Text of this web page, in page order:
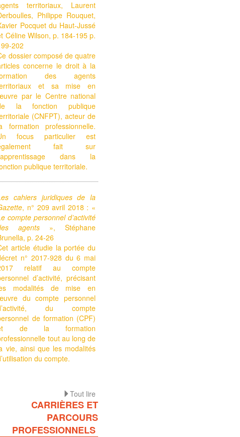
territoriaux, Laurent
Philippe Rouquet,
Pocquet du Haut-Jussé
Céline Wilson, p. 184-195 p.
202
dossier composé de quatre
concerne le droit à la
des agents
et sa mise en
par le Centre national
la fonction publique
(CNFPT), acteur de
formation professionnelle.
focus particulier est
fait sur
dans la
publique territoriale.
cahiers juridiques de la
, n° 209 avril 2018 : «
compte personnel d’activité
agents », Stéphane
p. 24-26
article étudie la portée du
n° 2017-928 du 6 mai
relatif au compte
d’activité, précisant
modalités de mise en
du compte personnel
du compte
de formation (CPF)
de la formation
tout au long de
vie, ainsi que les modalités
du compte.
Tout lire
CARRIÈRES ET
PARCOURS
PROFESSIONNELS